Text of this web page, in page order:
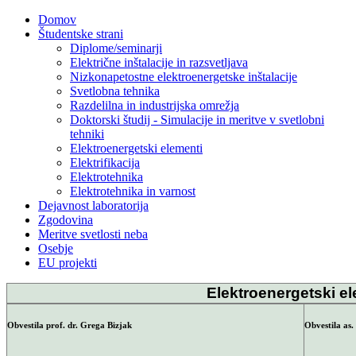
Domov
Študentske strani
Diplome/seminarji
Električne inštalacije in razsvetljava
Nizkonapetostne elektroenergetske inštalacije
Svetlobna tehnika
Razdelilna in industrijska omrežja
Doktorski študij - Simulacije in meritve v svetlobni
tehniki
Elektroenergetski elementi
Elektrifikacija
Elektrotehnika
Elektrotehnika in varnost
Dejavnost laboratorija
Zgodovina
Meritve svetlosti neba
Osebje
EU projekti
Elektroenergetski
Obvestila prof. dr. Grega Bizjak Obvestila